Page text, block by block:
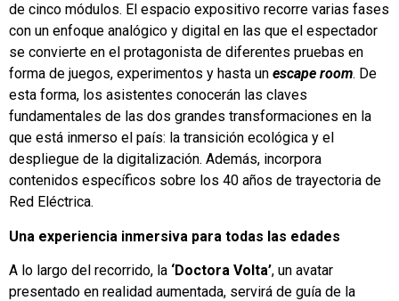
de cinco módulos. El espacio expositivo recorre varias fases
con un enfoque analógico y digital en las que el espectador
se convierte en el protagonista de diferentes pruebas en
forma de juegos, experimentos y hasta un escape room. De
esta forma, los asistentes conocerán las claves
fundamentales de las dos grandes transformaciones en la
que está inmerso el país: la transición ecológica y el
despliegue de la digitalización. Además, incorpora
contenidos específicos sobre los 40 años de trayectoria de
Red Eléctrica.
Una experiencia inmersiva para todas las edades
A lo largo del recorrido, la ‘Doctora Volta’, un avatar
presentado en realidad aumentada, servirá de guía de la